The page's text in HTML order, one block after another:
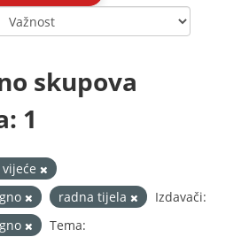
skupova
1
radna tijela
Izdavači:
Tema: